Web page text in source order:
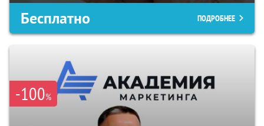
Бесплатно ПОДРОБНЕЕ
-100%